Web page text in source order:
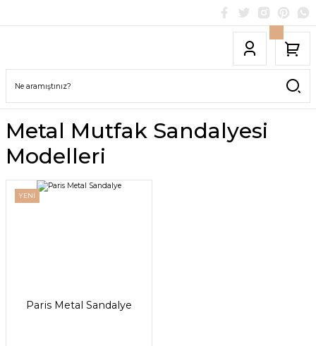
Metal Mutfak Sandalyesi
Modelleri
YENİ
Paris Metal Sandalye